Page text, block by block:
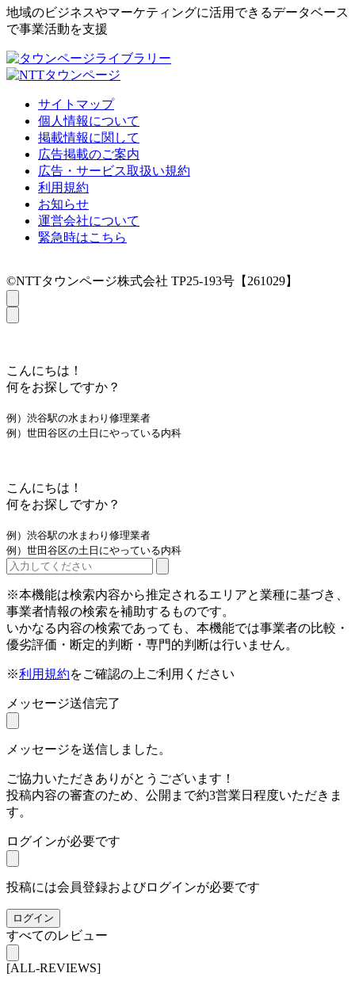
地域のビジネスやマーケティングに活用できるデータベース
で事業活動を支援
サイトマップ
個人情報について
掲載情報に関して
広告掲載のご案内
広告・サービス取扱い規約
利用規約
お知らせ
運営会社について
緊急時はこちら
©NTTタウンページ株式会社 TP25-193号【261029】
こんにちは！
何をお探しですか？
例）渋谷駅の水まわり修理業者
例）世田谷区の土日にやっている内科
こんにちは！
何をお探しですか？
例）渋谷駅の水まわり修理業者
例）世田谷区の土日にやっている内科
※本機能は検索内容から推定されるエリアと業種に基づき、
事業者情報の検索を補助するものです。
いかなる内容の検索であっても、本機能では事業者の比較・
優劣評価・断定的判断・専門的判断は行いません。
※利用規約をご確認の上ご利用ください
メッセージ送信完了
メッセージを送信しました。
ご協力いただきありがとうございます！
投稿内容の審査のため、公開まで約3営業日程度いただきま
す。
ログインが必要です
投稿には会員登録およびログインが必要です
ログイン
すべてのレビュー
[ALL-REVIEWS]